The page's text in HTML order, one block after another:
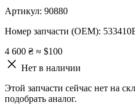
Артикул: 90880
Номер запчасти (OEM):
4 600 ₴ ≈ $100
Нет в наличии
Этой запчасти сейчас нет на
подобрать аналог.